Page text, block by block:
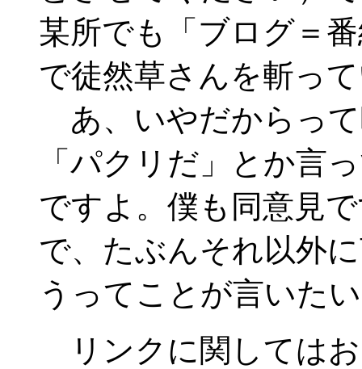
某所でも「ブログ＝
で徒然草さんを斬っ
あ、いやだからっ
「パクリだ」とか言
ですよ。僕も同意見
で、たぶんそれ以外
うってことが言いた
リンクに関しては